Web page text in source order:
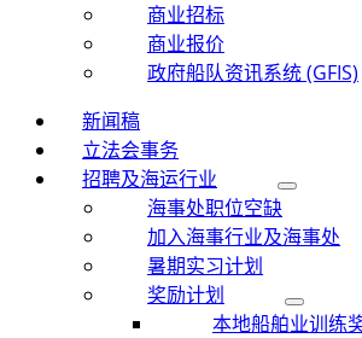
商业招标
商业报价
政府船队资讯系统 (GFIS)
新闻稿
立法会事务
招聘及海运行业
海事处职位空缺
加入海事行业及海事处
暑期实习计划
奖励计划
本地船舶业训练